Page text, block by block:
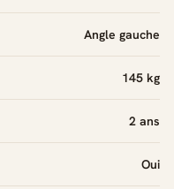
Angle gauche
145 kg
2 ans
Oui